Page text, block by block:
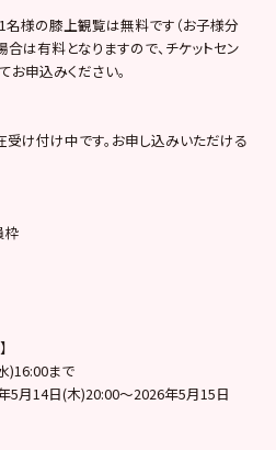
様の膝上観覧は無料です（お子様分
は有料となりますので、チケットセン
申込みください。
受け付け中です。お申し込みいただける
枠
)16:00まで
5月14日(木)20:00～2026年5月15日